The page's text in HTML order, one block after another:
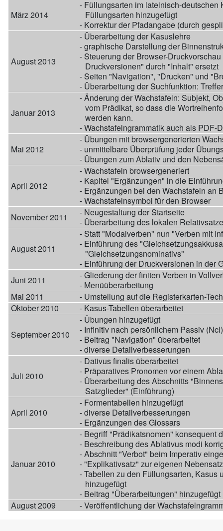
März 2014
- Füllungsarten im lateinisch-deutschen
Füllungsarten hinzugefügt
- Korrektur der Pfadangabe (durch
August 2013
- Überarbeitung der Kasuslehre
- graphische Darstellung der
- Steuerung der Browser-
Druckversionen" durch "Inhalt" ersetzt
- Seiten "Navigation", "Drucken" und
- Überarbeitung der Suchfunktion:
Januar 2013
- Änderung der Wachstafeln: Subjekt,
vom Prädikat, so dass die
werden kann.
- Wachstafelngrammatik auch als PDF-
Mai 2012
- Übungen mit browsergenerierten
- unmittelbare Überprüfung jeder
- Übungen zum Ablativ und den
April 2012
- Wachstafeln browsergeneriert
- Kapitel "Ergänzungen" in die
- Ergänzungen bei den Wachstafeln an
- Wachstafelnsymbol für den Browser
November 2011
- Neugestaltung der Startseite
- Überarbeitung des lokalen
August 2011
- Statt "Modalverben" nun "Verben mit
- Einführung des
"Gleichsetzungsnominativs"
- Einführung der Druckversionen in der
Juni 2011
- Gliederung der finiten Verben in
- Menüüberarbeitung
Mai 2011
- Umstellung auf die Registerkarten-
Oktober 2010
- Kasus-Tabellen überarbeitet
September 2010
- Übungen hinzugefügt
- Infinitiv nach persönlichem Passiv
- Beitrag "Navigation" überarbeitet
- diverse Detailverbesserungen
Juli 2010
- Dativus finalis überarbeitet
- Präparatives Pronomen vor einem
- Überarbeitung des Abschnitts
Satzglieder" (Einführung)
April 2010
- Formentabellen hinzugefügt
- diverse Detailverbesserungen
- Ergänzungen des Glossars
Januar 2010
- Begriff "Prädikatsnomen" konsequent
- Beschreibung des Ablativus modi
- Abschnitt "Verbot" beim Imperativ
- "Explikativsatz" zur eigenen
- Tabellen zu den Füllungsarten, Kasus
hinzugefügt
- Beitrag "Überarbeitungen" hinzugefügt
August 2009
- Veröffentlichung der